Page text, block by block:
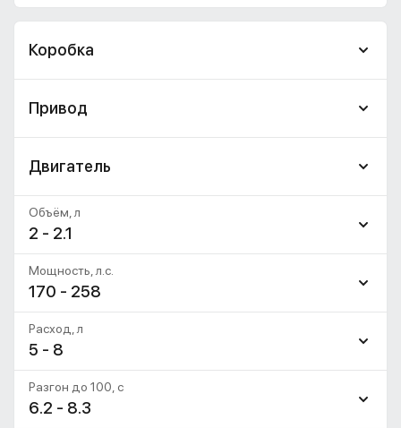
Коробка
Привод
Двигатель
2 - 2.1
Объём, л
170 - 258
Мощность, л.с.
5 - 8
Расход, л
6.2 - 8.3
Разгон до 100, c